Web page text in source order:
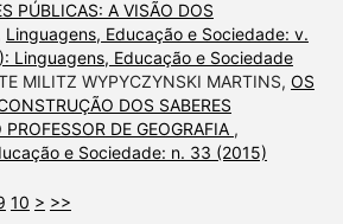
PÚBLICAS: A VISÃO DOS
Linguagens, Educação e Sociedade: v.
Linguagens, Educação e Sociedade
MILITZ WYPYCZYNSKI MARTINS, OS
DOS SABERES
DE GEOGRAFIA ,
e Sociedade: n. 33 (2015)
10 > >>